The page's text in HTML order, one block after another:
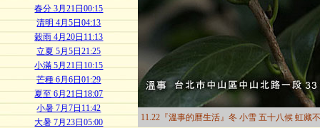
春分 3月21日00:15
清明 4月5日04:13
穀雨 4月20日11:13
立夏 5月5日21:25
小滿 5月21日10:15
芒種 6月6日01:29
夏至 6月21日18:07
小暑 7月7日11:42
大暑 7月23日05:00
11.22『溫事的曆生活』冬 小雪 五十八候 虹藏